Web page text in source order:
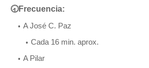
🕣Frecuencia:
A José C. Paz
Cada 16 min. aprox.
A Pilar